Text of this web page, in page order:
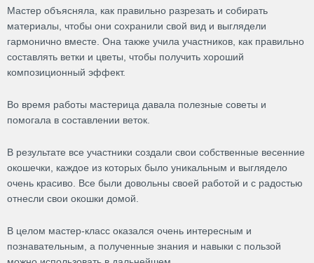
Мастер объясняла, как правильно разрезать и собирать
материалы, чтобы они сохранили свой вид и выглядели
гармонично вместе. Она также учила участников, как правильно
составлять ветки и цветы, чтобы получить хороший
композиционный эффект.
Во время работы мастерица давала полезные советы и
помогала в составлении веток.
В результате все участники создали свои собственные весенние
окошечки, каждое из которых было уникальным и выглядело
очень красиво. Все были довольны своей работой и с радостью
отнесли свои окошки домой.
В целом мастер-класс оказался очень интересным и
познавательным, а полученные знания и навыки с пользой